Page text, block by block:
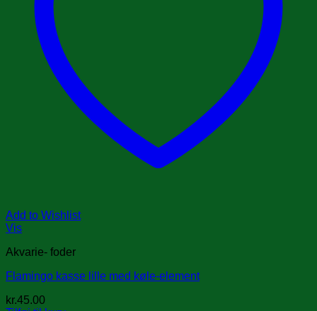
Add to Wishlist
Vis
Akvarie- foder
Flamingo kasse lille med køle-element
kr.45.00